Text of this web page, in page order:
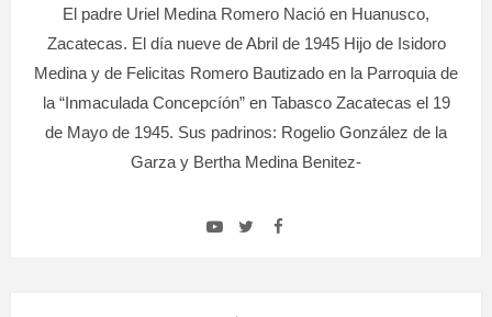
El padre Uriel Medina Romero Nació en Huanusco,
Zacatecas. El día nueve de Abril de 1945 Hijo de Isidoro
Medina y de Felicitas Romero Bautizado en la Parroquia de
la “Inmaculada Concepcíón” en Tabasco Zacatecas el 19
de Mayo de 1945. Sus padrinos: Rogelio González de la
Garza y Bertha Medina Benitez-